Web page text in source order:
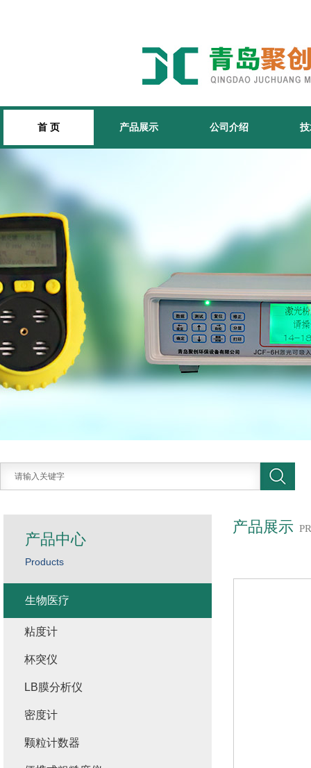
首 页 产品展示 公司介绍
产品展示
产品中心
Products
生物医疗
粘度计
杯突仪
LB膜分析仪
密度计
颗粒计数器